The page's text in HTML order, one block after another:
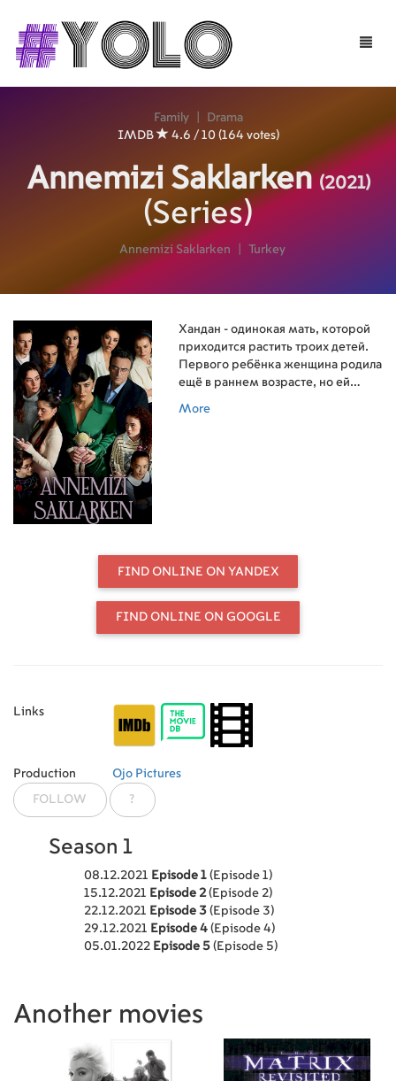
Toggle
Family
Drama
IMDB
4.6 / 10 (164 votes)
Annemizi Saklarken(2021)
(Series)
Annemizi Saklarken Turkey
Хандан - одинокая мать, которой
приходится растить троих детей.
Первого ребёнка женщина родила
ещё в раннем возрасте, но ей
настоящего счастья, мужчины,
который полюбит её всем
на пути к размеренной семейной
жизни становятся дети Хандан,
женщина, идут с переменным
успехом, белая полоса в жизни
сменяется чёрной, и наоборот. Но
что найдётся тот единственный,
More
FIND ONLINE ON YANDEX
FIND ONLINE ON GOOGLE
Links
Production Ojo Pictures
FOLLOW ?
Season 1
08.12.2021 Episode 1 (Episode 1)
15.12.2021 Episode 2(Episode 2)
22.12.2021 Episode 3 (Episode 3)
29.12.2021 Episode 4 (Episode 4)
05.01.2022 Episode 5 (Episode 5)
Another movies